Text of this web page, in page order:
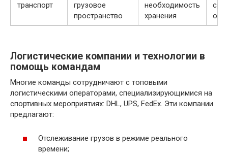
транспорт
грузовое
пространство
необходимость
хранения
Логистические компании и технологии в
помощь командам
Многие команды сотрудничают с топовыми
логистическими операторами, специализирующимися на
спортивных мероприятиях: DHL, UPS, FedEx. Эти компании
предлагают:
Отслеживание грузов в режиме реального
времени;